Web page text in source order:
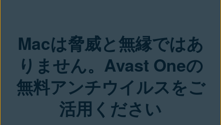
Macは脅威と無縁ではあ
りません。Avast Oneの
無料アンチウイルスをご
活用ください